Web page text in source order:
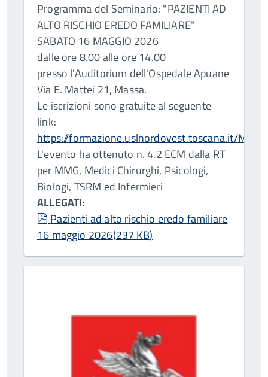
Programma del Seminario: "PAZIENTI AD
ALTO RISCHIO EREDO FAMILIARE"
SABATO 16 MAGGIO 2026
dalle ore 8.00 alle ore 14.00
presso l'Auditorium dell'Ospedale Apuane
Via E. Mattei 21, Massa.
Le iscrizioni sono gratuite al seguente
link:
https://formazione.uslnordovest.toscana.it/
L'evento ha ottenuto n. 4.2 ECM dalla RT
per MMG, Medici Chirurghi, Psicologi,
Biologi, TSRM ed Infermieri
ALLEGATI:
pdf
Pazienti ad alto rischio eredo familiare
16 maggio 2026(237 KB)